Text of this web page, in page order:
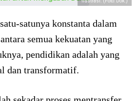
satunya konstanta dalam
semua kekuatan yang
pendidikan adalah yang
dan transformatif.